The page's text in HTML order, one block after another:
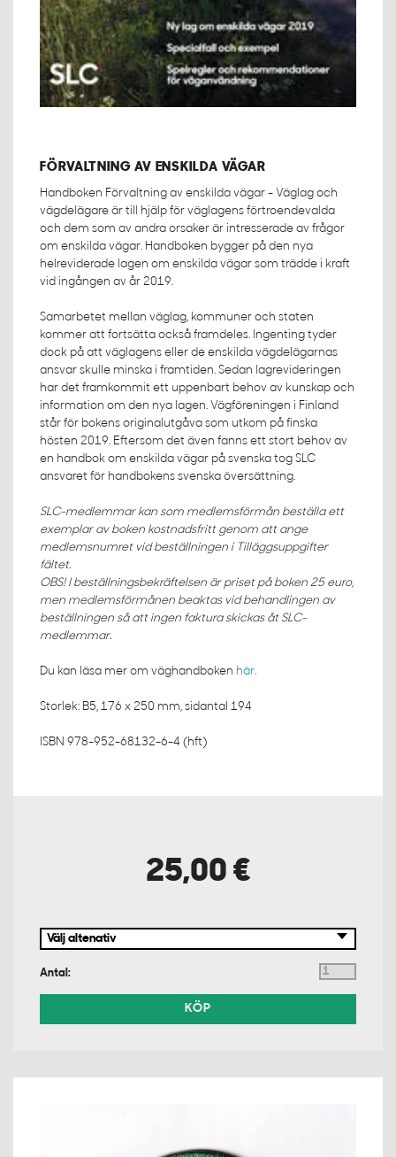
FÖRVALTNING AV ENSKILDA VÄGAR
Handboken Förvaltning av enskilda vägar - Väglag och
vägdelägare är till hjälp för väglagens förtroendevalda
och dem som av andra orsaker är intresserade av frågor
om enskilda vägar. Handboken bygger på den nya
helreviderade lagen om enskilda vägar som trädde i kraft
vid ingången av år 2019.
Samarbetet mellan väglag, kommuner och staten
kommer att fortsätta också framdeles. Ingenting tyder
dock på att väglagens eller de enskilda vägdelägarnas
ansvar skulle minska i framtiden. Sedan lagrevideringen
har det framkommit ett uppenbart behov av kunskap och
information om den nya lagen. Vägföreningen i Finland
står för bokens originalutgåva som utkom på finska
hösten 2019. Eftersom det även fanns ett stort behov av
en handbok om enskilda vägar på svenska tog SLC
ansvaret för handbokens svenska översättning.
SLC-medlemmar kan som medlemsförmån beställa ett
exemplar av boken kostnadsfritt genom att ange
medlemsnumret vid beställningen i Tilläggsuppgifter
fältet.
OBS! I beställningsbekräftelsen är priset på boken 25 euro,
men medlemsförmånen beaktas vid behandlingen av
beställningen så att ingen faktura skickas åt SLC-
medlemmar.
Du kan läsa mer om väghandboken här
Storlek: B5, 176 x 250 mm, sidantal 194
ISBN 978-952-68132-6-4 (hft)
25,00 €
Antal:
KÖP